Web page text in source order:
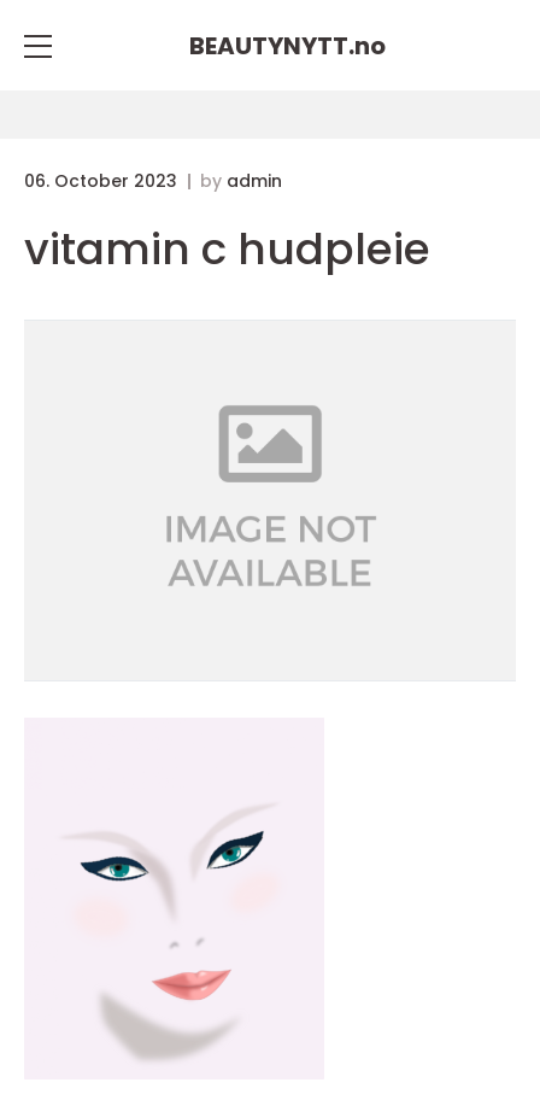
BEAUTYNYTT.no
06. October 2023 by admin
vitamin c hudpleie